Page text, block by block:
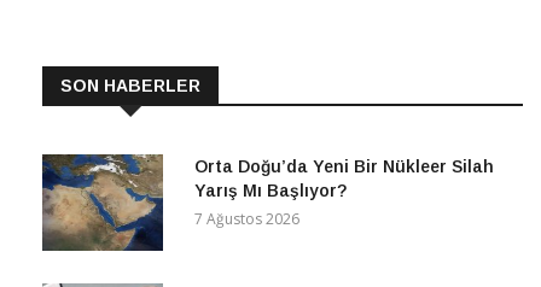
SON HABERLER
Orta Doğu’da Yeni Bir Nükleer Silah
Yarış Mı Başlıyor?
7 Ağustos 2026